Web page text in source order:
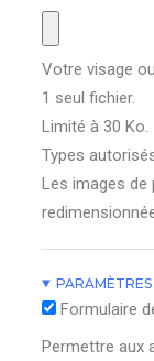
Votre visage
1 seul fichier.
Limité à 30 Ko.
Types
Les images de
Formulaire
Permettre aux